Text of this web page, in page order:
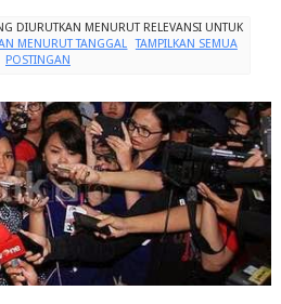
DIURUTKAN MENURUT RELEVANSI UNTUK
MENURUT TANGGAL
TAMPILKAN SEMUA
POSTINGAN